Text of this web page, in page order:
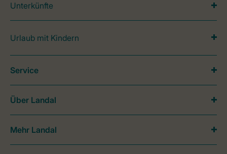
Unterkünfte
Urlaub mit Kindern
Service
Über Landal
Mehr Landal